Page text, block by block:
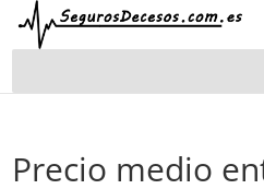
Precio medio